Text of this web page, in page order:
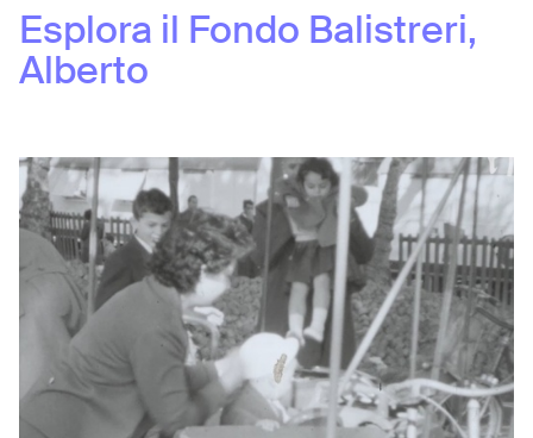
Esplora il Fondo Balistreri,
Alberto